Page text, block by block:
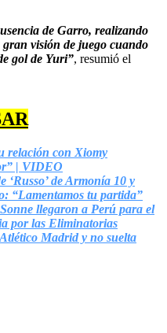
de Garro, realizando
visión de juego cuando
gol de Yuri”, resumió el
relación con Xiomy
| VIDEO
‘Russo’ de Armonía 10 y
“Lamentamos tu partida”
llegaron a Perú para el
por las Eliminatorias
Madrid y no suelta